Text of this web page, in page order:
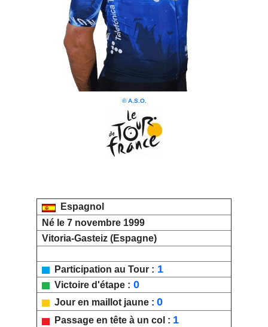
© A.S.O.
Espagnol
Né le 7 novembre 1999
Vitoria-Gasteiz (Espagne)
Participation au Tour : 1
Victoire d'étape : 0
Jour en maillot jaune : 0
Passage en tête à un col : 1